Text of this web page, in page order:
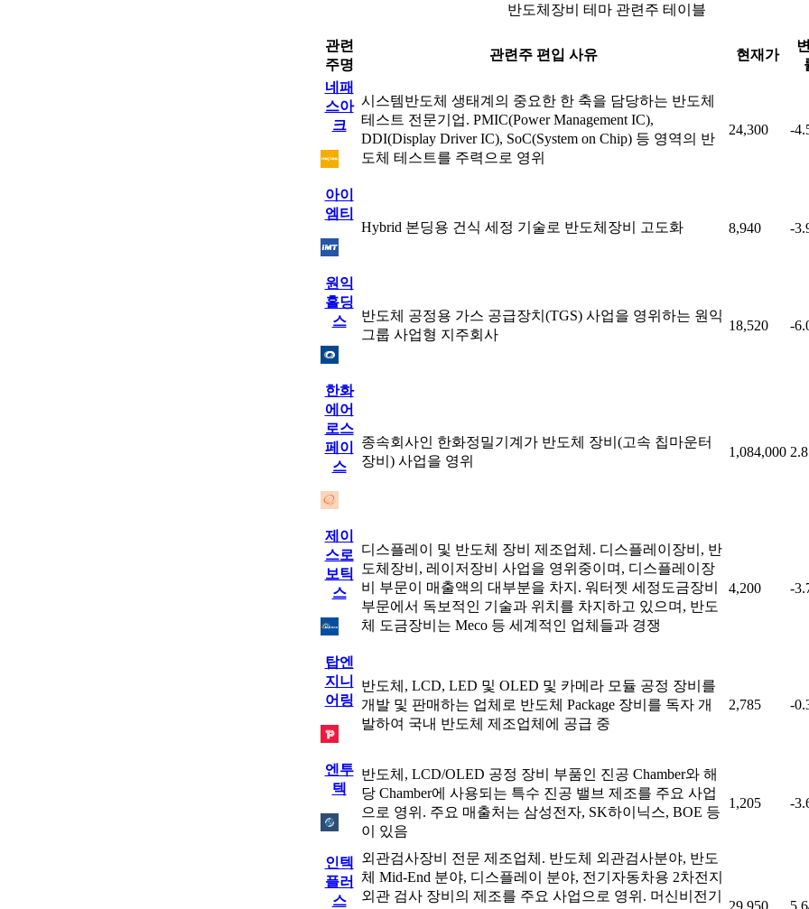
반도체장비 테마 관련주 테이블
관련
주명
관련주 편입 사유 현재가
네패
스아
크
시스템반도체 생태계의 중요한 한 축을 담당하는 반도체
테스트 전문기업. PMIC(Power Management IC),
DDI(Display Driver IC), SoC(System on Chip) 등 영역의 반
도체 테스트를 주력으로 영위
24,300 -
아이
엠티
Hybrid 본딩용 건식 세정 기술로 반도체장비 고도화
8,940 -
원익
홀딩
스
반도체 공정용 가스 공급장치(TGS) 사업을 영위하는 원익
그룹 사업형 지주회사
18,520 -
한화
에어
로스
페이
스
종속회사인 한화정밀기계가 반도체 장비(고속 칩마운터
장비) 사업을 영위
1,084,000
제이
스로
보틱
스
디스플레이 및 반도체 장비 제조업체. 디스플레이장비, 반
도체장비, 레이저장비 사업을 영위중이며, 디스플레이장
비 부문이 매출액의 대부분을 차지. 워터젯 세정도금장비
부문에서 독보적인 기술과 위치를 차지하고 있으며, 반도
체 도금장비는 Meco 등 세계적인 업체들과 경쟁
4,200 -
탑엔
지니
어링
반도체, LCD, LED 및 OLED 및 카메라 모듈 공정 장비를
개발 및 판매하는 업체로 반도체 Package 장비를 독자 개
발하여 국내 반도체 제조업체에 공급 중
2,785 -
엔투
텍
반도체, LCD/OLED 공정 장비 부품인 진공 Chamber와 해
당 Chamber에 사용되는 특수 진공 밸브 제조를 주요 사업
으로 영위. 주요 매출처는 삼성전자, SK하이닉스, BOE 등
이 있음
1,205 -
인텍
플러
스
외관검사장비 전문 제조업체. 반도체 외관검사분야, 반도
체 Mid-End 분야, 디스플레이 분야, 전기자동차용 2차전지
외관 검사 장비의 제조를 주요 사업으로 영위. 머신비전기
29,950